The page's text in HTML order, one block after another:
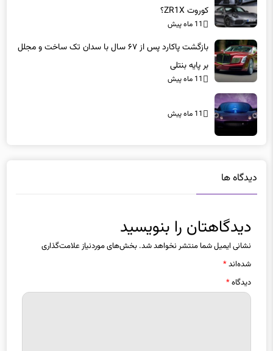
کوروت ZR1X؟
11 ماه پیش
بازگشت پاکارد پس از ۶۷ سال با سدان تک ساخت و مجلل
بر پایه بنتلی
11 ماه پیش
11 ماه پیش
دیدگاه ها
دیدگاهتان را بنویسید
نشانی ایمیل شما منتشر نخواهد شد. بخش‌های موردنیاز علامت‌گذاری
شده‌اند*
دیدگاه*